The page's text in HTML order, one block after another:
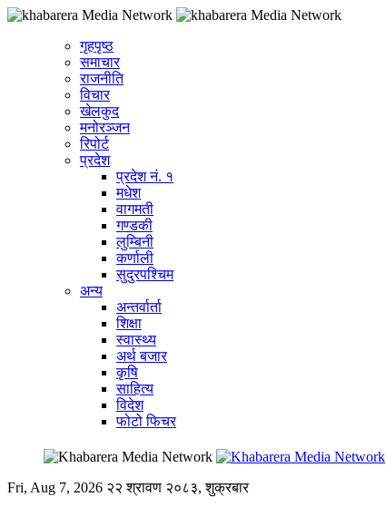
गृहपृष्ठ
समाचार
राजनीति
विचार
खेलकुद
मनोरञ्जन
रिपोर्ट
प्रदेश
प्रदेश नं. १
मधेश
वागमती
गण्डकी
लुम्बिनी
कर्णाली
सुदुरपश्चिम
अन्य
अन्तर्वार्ता
शिक्षा
स्वास्थ्य
अर्थ बजार
कृषि
साहित्य
विदेश
फोटो फिचर
Fri, Aug 7, 2026 २२ श्रावण २०८३, शुक्रबार